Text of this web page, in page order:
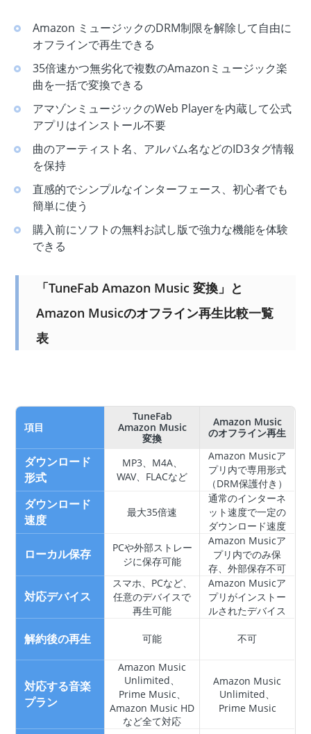
Amazon ミュージックのDRM制限を解除して自由に
オフラインで再生できる
35倍速かつ無劣化で複数のAmazonミュージック楽
曲を一括で変換できる
アマゾンミュージックのWeb Playerを内蔵して公式
アプリはインストール不要
曲のアーティスト名、アルバム名などのID3タグ情報
を保持
直感的でシンプルなインターフェース、初心者でも
簡単に使う
購入前にソフトの無料お試し版で強力な機能を体験
できる
「TuneFab Amazon Music 変換」と
Amazon Musicのオフライン再生比較一覧
表
項目
TuneFab
Amazon Music
変換
Amazon Music
のオフライン再生
ダウンロード
形式
MP3、M4A、
WAV、FLACなど
Amazon Musicア
プリ内で専用形式
（DRM保護付き）
ダウンロード
速度
最大35倍速
通常のインターネ
ット速度で一定の
ダウンロード速度
ローカル保存
PCや外部ストレー
ジに保存可能
Amazon Musicア
プリ内でのみ保
存、外部保存不可
対応デバイス
スマホ、PCなど、
任意のデバイスで
再生可能
Amazon Musicア
プリがインストー
ルされたデバイス
解約後の再生 可能 不可
対応する音楽
プラン
Amazon Music
Unlimited、
Prime Music、
Amazon Music HD
など全て対応
Amazon Music
Unlimited、
Prime Music